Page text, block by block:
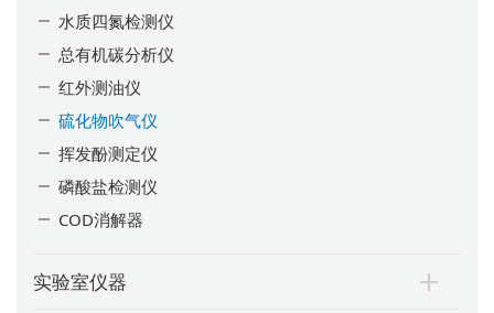
水质四氮检测仪
总有机碳分析仪
红外测油仪
硫化物吹气仪
挥发酚测定仪
磷酸盐检测仪
COD消解器
实验室仪器